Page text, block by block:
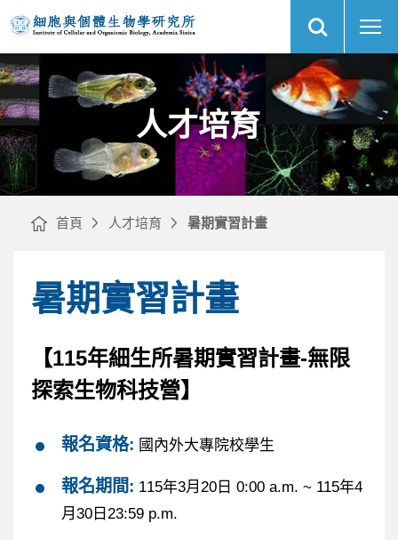
研
院
研
究
生
博
學
位
學
程
(TIGP)
｜
央
研
細
胞
與
個
生
物
學
研
究
所
網
站
搜
網
站
主
選
人才培育
首頁 人才培育 暑期實習計畫
暑期實習計畫
【115年細生所暑期實習計畫-無限
探索生物科技營】
報名資格: 國內外大專院校學生
報名期間: 115年3月20日 0:00 a.m. ~ 115年4
月30日23:59 p.m.